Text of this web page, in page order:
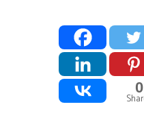
0